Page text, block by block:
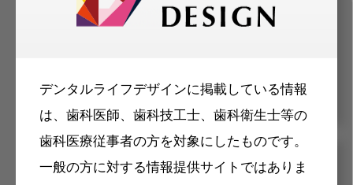
デンタルライフデザインに掲載している情報
は、歯科医師、歯科技工士、歯科衛生士等の
歯科医療従事者の方を対象にしたものです。
一般の方に対する情報提供サイトではありま
容のメールマガジンをお届けします。
メリット